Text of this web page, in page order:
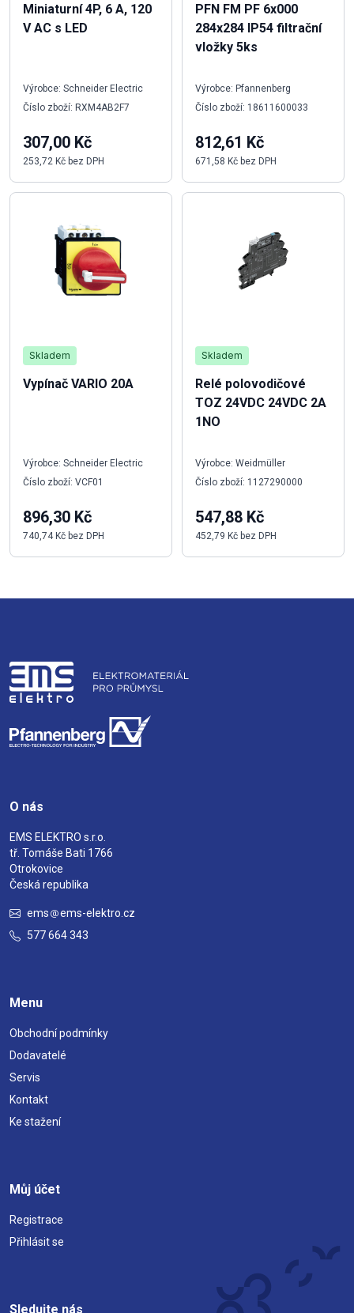
Miniaturní 4P, 6 A, 120
V AC s LED
Výrobce: Schneider Electric
Číslo zboží: RXM4AB2F7
307,00 Kč
253,72 Kč bez DPH
Skladem
Vypínač VARIO 20A
Výrobce: Schneider Electric
Číslo zboží: VCF01
896,30 Kč
740,74 Kč bez DPH
PFN FM PF 6x000
284x284 IP54 filtrační
vložky 5ks
Výrobce: Pfannenberg
Číslo zboží: 18611600033
812,61 Kč
671,58 Kč bez DPH
Skladem
Relé polovodičové
TOZ 24VDC 24VDC 2A
1NO
Výrobce: Weidmüller
Číslo zboží: 1127290000
547,88 Kč
452,79 Kč bez DPH
O nás
EMS ELEKTRO s.r.o.
tř. Tomáše Bati 1766
Otrokovice
Česká republika
ems
ems-elektro.cz
577 664 343
Menu
Obchodní podmínky
Dodavatelé
Servis
Kontakt
Ke stažení
Můj účet
Registrace
Přihlásit se
Sledujte nás